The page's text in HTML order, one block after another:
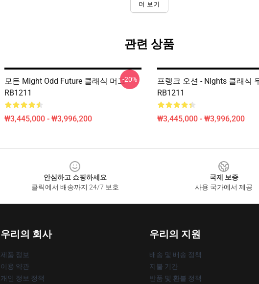
더 보기
관련 상품
모든 Might Odd Future 클래식 머그
RB1211
₩3,445,000 - ₩3,996,200
-20%
프랭크 오션 - NIghts 클래식
RB1211
₩3,445,000 - ₩3,996,200
안심하고 쇼핑하세요
클릭에서 배송까지 24/7 보호
국제 보증
사용 국가에서 제공
우리의 회사
제품 정보
이용 약관
개인 정보 정책
우리의 지원
배송 및 배송 정책
지불 기간
반품 및 환불 정책